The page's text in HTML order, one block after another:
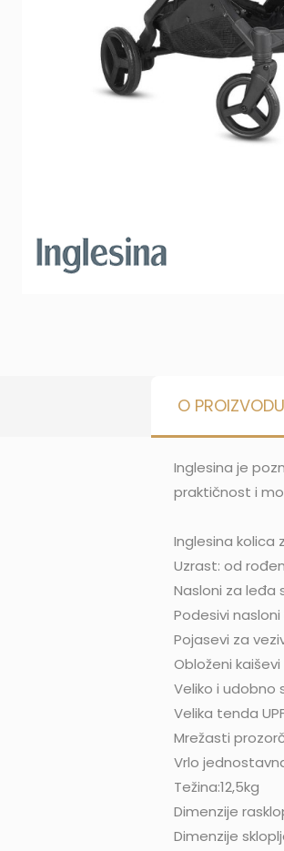
O PROIZVODU
Inglesina je
praktičnost i
Inglesina kolica
Uzrast: od
Nasloni za leđa
Podesivi
Pojasevi za
Obloženi
Veliko i udobno
Velika tenda
Mrežasti
Vrlo
Težina:12,5kg
Dimenzije
Dimenzije